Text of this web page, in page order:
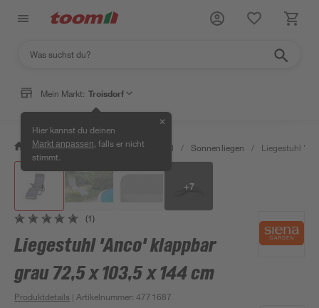
Mein Markt: Troisdorf
Hier kannst du deinen
Markt anpassen , falls er nicht
stimmt.
✕
/ Garten & Freizeit / Gartenmöbel / Sonnenliegen / Liegestuhl
+7
(1)
Liegestuhl 'Anco' klappbar
grau 72,5 x 103,5 x 144 cm
Produktdetails | Artikelnummer:4771687